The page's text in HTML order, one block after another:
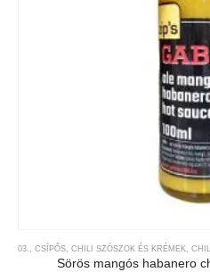
03., CSÍPŐS, CHILI SZÓSZOK ÉS KRÉMEK,
Sörös mangós habanero